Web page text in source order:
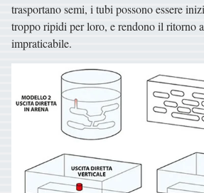
trasportano semi, i tubi possono essere
troppo ripidi per loro, e rendono il ritorno
impraticabile.